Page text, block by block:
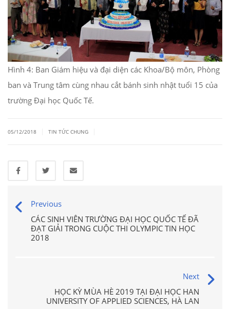
Hình 4: Ban Giám hiệu và đại diện các Khoa/Bộ môn, Phòng
ban và Trung tâm cùng nhau cắt bánh sinh nhật tuổi 15 của
trường Đại học Quốc Tế.
05/12/2018 TIN TỨC CHUNG
Previous
CÁC SINH VIÊN TRƯỜNG ĐẠI HỌC QUỐC TẾ ĐÃ
ĐẠT GIẢI TRONG CUỘC THI OLYMPIC TIN HỌC
2018
Next
HỌC KỲ MÙA HÈ 2019 TẠI ĐẠI HỌC HAN
UNIVERSITY OF APPLIED SCIENCES, HÀ LAN